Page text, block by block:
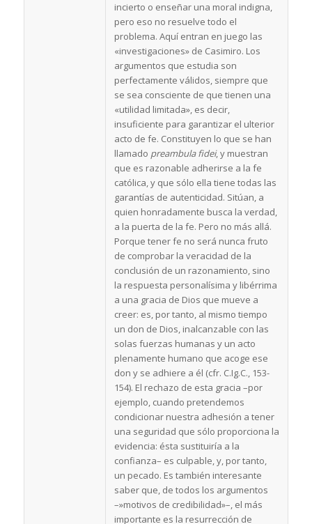
incierto o enseñar una moral indigna,
pero eso no resuelve todo el
problema. Aquí entran en juego las
«investigaciones» de Casimiro. Los
argumentos que estudia son
perfectamente válidos, siempre que
se sea consciente de que tienen una
«utilidad limitada», es decir,
insuficiente para garantizar el ulterior
acto de fe. Constituyen lo que se han
llamado preambula fidei, y muestran
que es razonable adherirse a la fe
católica, y que sólo ella tiene todas las
garantías de autenticidad. Sitúan, a
quien honradamente busca la verdad,
a la puerta de la fe. Pero no más allá.
Porque tener fe no será nunca fruto
de comprobar la veracidad de la
conclusión de un razonamiento, sino
la respuesta personalísima y libérrima
a una gracia de Dios que mueve a
creer: es, por tanto, al mismo tiempo
un don de Dios, inalcanzable con las
solas fuerzas humanas y un acto
plenamente humano que acoge ese
don y se adhiere a él (cfr. C.Ig.C., 153-
154). El rechazo de esta gracia –por
ejemplo, cuando pretendemos
condicionar nuestra adhesión a tener
una seguridad que sólo proporciona la
evidencia: ésta sustituiría a la
confianza– es culpable, y, por tanto,
un pecado. Es también interesante
saber que, de todos los argumentos
–»motivos de credibilidad»–, el más
importante es la resurrección de